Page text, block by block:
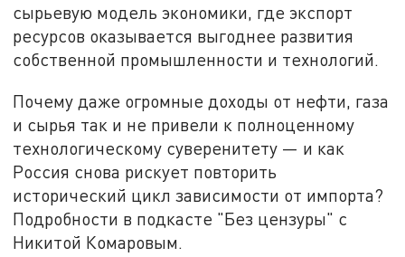
сырьевую модель экономики, где экспорт
ресурсов оказывается выгоднее развития
собственной промышленности и технологий.
Почему даже огромные доходы от нефти, газа
и сырья так и не привели к полноценному
технологическому суверенитету — и как
Россия снова рискует повторить
исторический цикл зависимости от импорта?
Подробности в подкасте "Без цензуры" с
Никитой Комаровым.